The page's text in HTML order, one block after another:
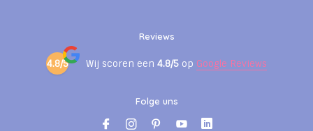
Reviews
4.8/5 Wij scoren een 4.8/5 op Google Reviews
Folge uns